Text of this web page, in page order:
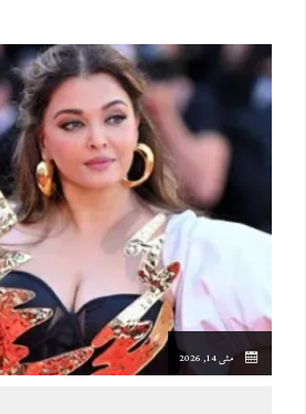
مئی 14, 2026